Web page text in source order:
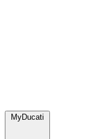
MyDucati